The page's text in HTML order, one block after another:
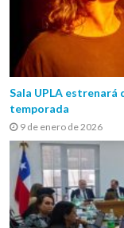
Sala UPLA
temporada
9 de enero de 2026